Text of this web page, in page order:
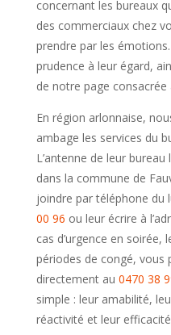
concernant les bureaux
des commerciaux chez
prendre par les
prudence à leur égard,
de notre page consacrée
En région arlonnaise,
ambage les services du
L’antenne de leur
dans la commune de
joindre par téléphone du
00 96 ou leur écrire à
cas d’urgence en soirée,
périodes de congé, vous
directement au 0470 38
simple : leur amabilité,
réactivité et leur